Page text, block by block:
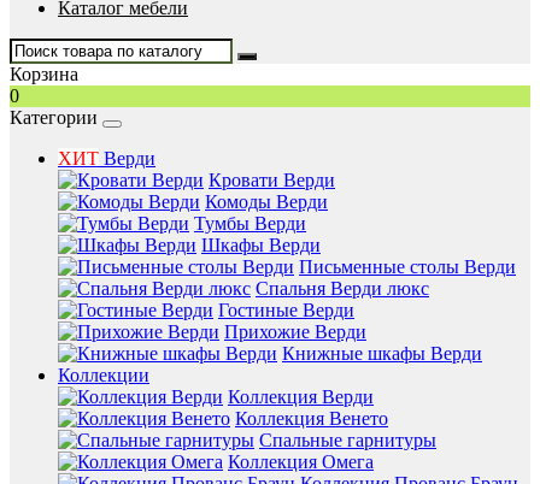
Каталог мебели
Корзина
0
Категории
ХИТ Верди
Кровати Верди
Комоды Верди
Тумбы Верди
Шкафы Верди
Письменные столы Верди
Спальня Верди люкс
Гостиные Верди
Прихожие Верди
Книжные шкафы Верди
Коллекции
Коллекция Верди
Коллекция Венето
Спальные гарнитуры
Коллекция Омега